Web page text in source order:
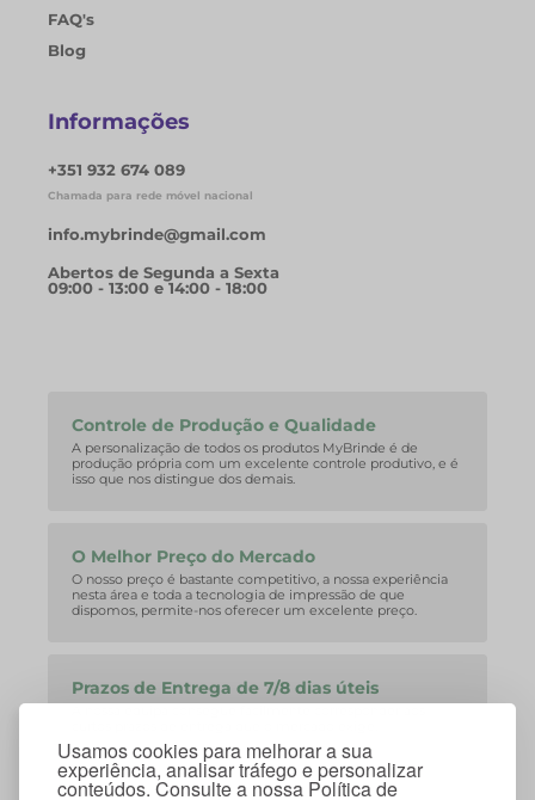
Usamos cookies para melhorar a sua
experiência, analisar tráfego e personalizar
conteúdos. Consulte a nossa Política de
FAQ's
Blog
Informações
+351 932 674 089
Chamada para rede móvel nacional
info.mybrinde@gmail.com
Abertos de Segunda a Sexta
09:00 - 13:00 e 14:00 - 18:00
Controle de Produção e Qualidade
A personalização de todos os produtos MyBrinde é de
produção própria com um excelente controle produtivo, e é
isso que nos distingue dos demais.
O Melhor Preço do Mercado
O nosso preço é bastante competitivo, a nossa experiência
nesta área e toda a tecnologia de impressão de que
dispomos, permite-nos oferecer um excelente preço.
Prazos de Entrega de 7/8 dias úteis